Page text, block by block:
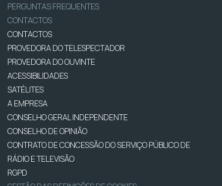
PERGUNTAS FREQUENTES
CONTACTOS
CONTACTOS
PROVEDORA DO TELESPECTADOR
PROVEDORA DO OUVINTE
ACESSIBILIDADES
SATÉLITES
A EMPRESA
CONSELHO GERAL INDEPENDENTE
CONSELHO DE OPINIÃO
CONTRATO DE CONCESSÃO DO SERVIÇO PÚBLICO DE
RÁDIO E TELEVISÃO
RGPD